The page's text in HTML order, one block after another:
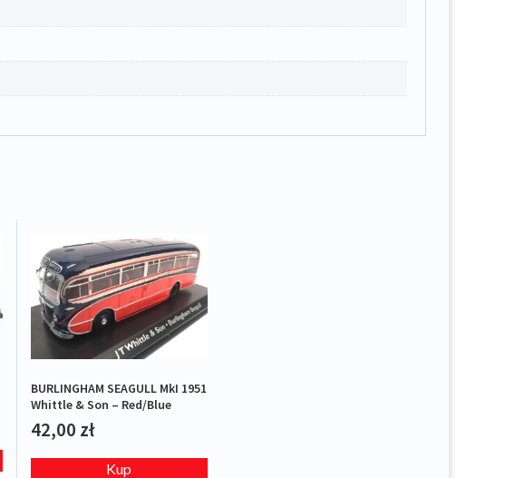
BURLINGHAM SEAGULL MkI 1951
Whittle & Son – Red/Blue
42,00 zł
Kup